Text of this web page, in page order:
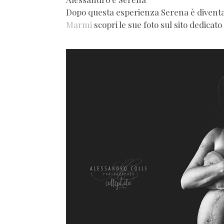
Dopo questa esperienza Serena è
Marmi scopri le sue foto sul sito